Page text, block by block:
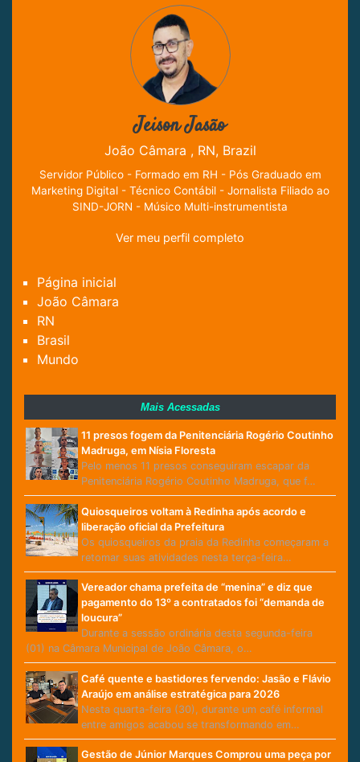
Jeison Jasão
João Câmara , RN, Brazil
Servidor Público - Formado em RH - Pós Graduado em
Marketing Digital - Técnico Contábil - Jornalista Filiado ao
SIND-JORN - Músico Multi-instrumentista
Ver meu perfil completo
Página inicial
João Câmara
RN
Brasil
Mundo
Mais Acessadas
11 presos fogem da Penitenciária Rogério Coutinho
Madruga, em Nísia Floresta
Pelo menos 11 presos conseguiram escapar da
Penitenciária Rogério Coutinho Madruga, que f…
Quiosqueiros voltam à Redinha após acordo e
liberação oficial da Prefeitura
Os quiosqueiros da praia da Redinha começaram a
retomar suas atividades nesta terça-feira…
Vereador chama prefeita de “menina” e diz que
pagamento do 13º a contratados foi “demanda de
loucura”
Durante a sessão ordinária desta segunda-feira
(01) na Câmara Municipal de João Câmara, o…
Café quente e bastidores fervendo: Jasão e Flávio
Araújo em análise estratégica para 2026
Nesta quarta-feira (30), durante um café informal
entre amigos acabou se transformando em…
Gestão de Júnior Marques Comprou uma peça por